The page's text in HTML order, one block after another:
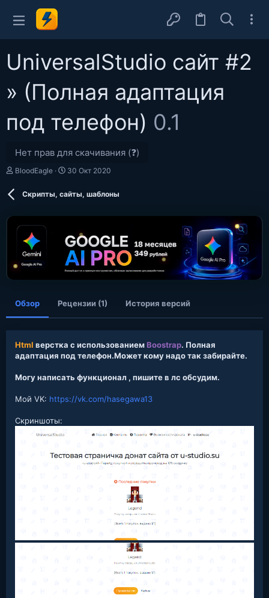
UniversalStudio сайт #2
» (Полная адаптация
под телефон) 0.1
Нет прав для скачивания (❓)
А
BloodEagle
Д
а
о
д
а
н
и
30 Окт 2020
Скрипты, сайты, шаблоны
Обзор Рецензии (1) История версий
Html верстка с использованием Boostrap. Полная
адаптация под телефон.Может кому надо так забирайте.
Могу написать функционал , пишите в лс обсудим.
Мой VK: https://vk.com/hasegawa13
Скриншоты: